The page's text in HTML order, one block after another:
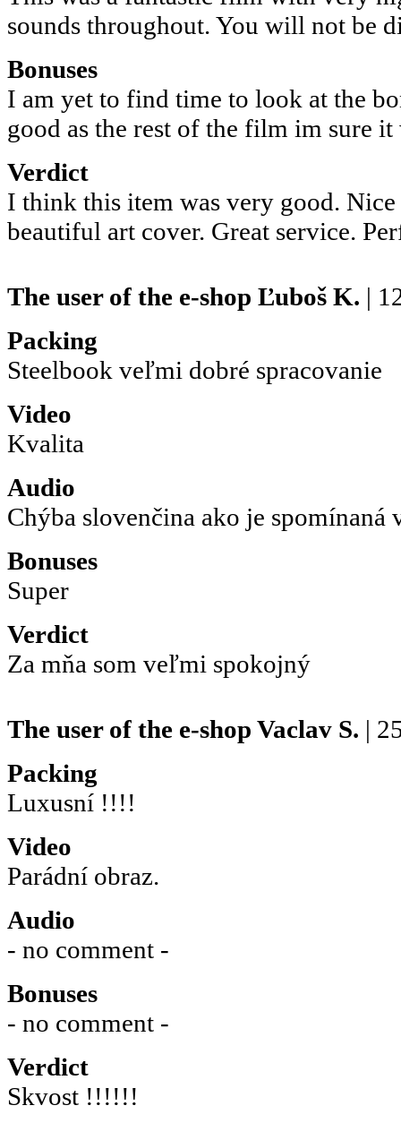
sounds throughout. You will not be
Bonuses
I am yet to find time to look at the
good as the rest of the film im sure
Verdict
I think this item was very good.
beautiful art cover. Great service.
The user of the e-shop Ľuboš K. |
Packing
Steelbook veľmi dobré spracovanie
Video
Kvalita
Audio
Chýba slovenčina ako je spomínaná
Bonuses
Super
Verdict
Za mňa som veľmi spokojný
The user of the e-shop Vaclav S. |
Packing
Luxusní !!!!
Video
Parádní obraz.
Audio
- no comment -
Bonuses
- no comment -
Verdict
Skvost !!!!!!